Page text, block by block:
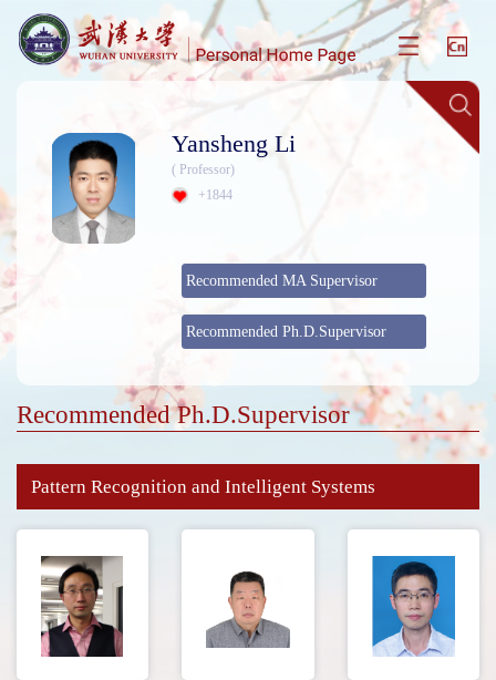
Yansheng Li
( Professor)
+1844
Recommended MA Supervisor
Recommended Ph.D.Supervisor
Recommended Ph.D.Supervisor
Pattern Recognition and Intelligent Systems